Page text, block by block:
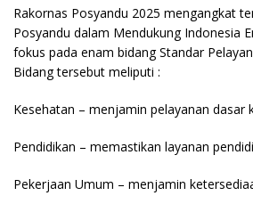
Rakornas Posyandu 2025 mengangkat
Posyandu dalam Mendukung Indonesia
fokus pada enam bidang Standar
Bidang tersebut meliputi :
Kesehatan – menjamin pelayanan dasar
Pendidikan – memastikan layanan
Pekerjaan Umum – menjamin